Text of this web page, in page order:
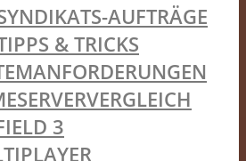
AUFTRÄGE
& TRICKS
3